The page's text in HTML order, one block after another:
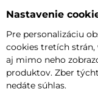
lepšej kondícii,
jogín ,
v štúdiu.
Nastavenie
Pre personalizáciu
cookies tretích strán,
aj mimo neho
produktov. Zber
nedáte súhlas.